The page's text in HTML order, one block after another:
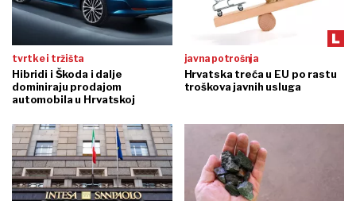
tvrtke i tržišta
Hibridi i Škoda i dalje
dominiraju prodajom
automobila u Hrvatskoj
javna potrošnja
Hrvatska treća u EU po rastu
troškova javnih usluga